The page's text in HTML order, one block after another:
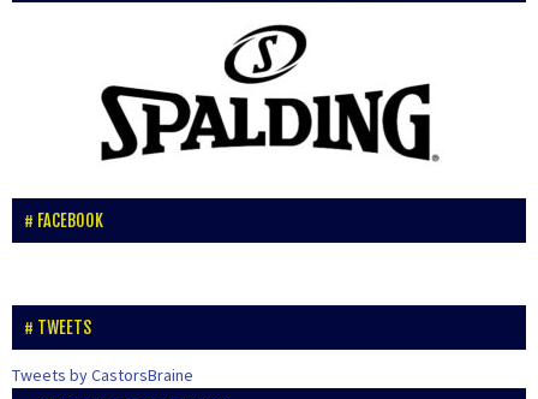
FACEBOOK
TWEETS
Tweets by CastorsBraine